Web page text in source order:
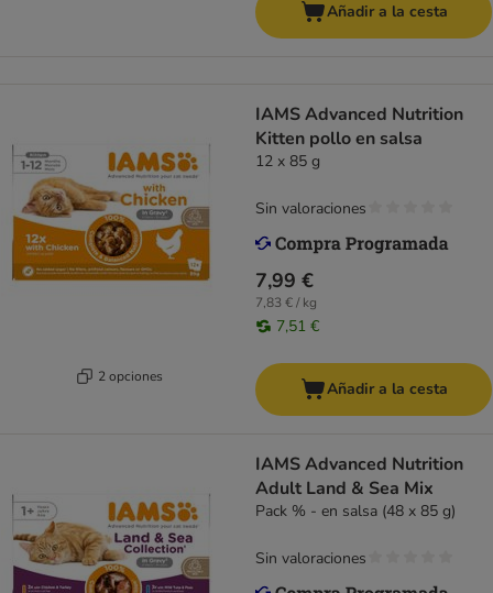
Añadir a la cesta
2 opciones
IAMS Advanced Nutrition
Kitten pollo en salsa
12 x 85 g
7,99 €
7,83 € / kg
7,51 €
Sin valoraciones
Añadir a la cesta
IAMS Advanced Nutrition
Adult Land & Sea Mix
Pack % - en salsa (48 x 85 g)
Sin valoraciones